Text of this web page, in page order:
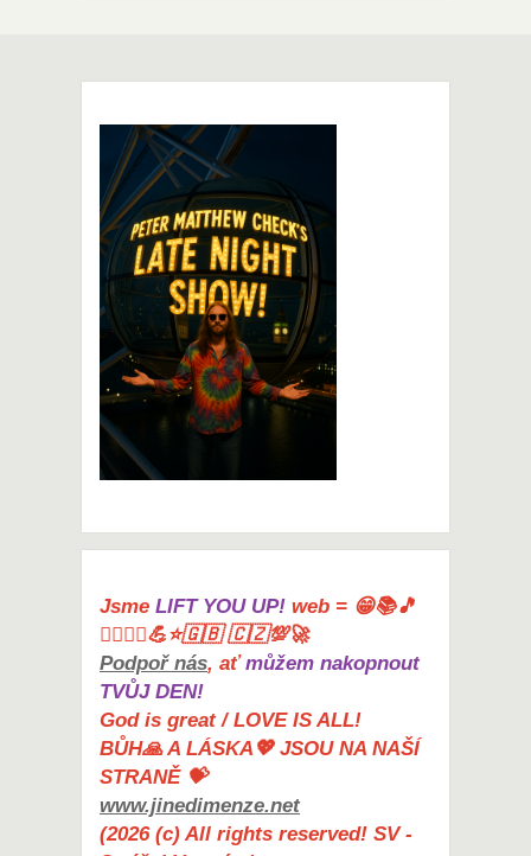
Jsme LIFT YOU UP! web = 😁📚🎵
🤸‍♀️🏋️‍♀️💪⭐🇬🇧 🇨🇿💯🚀
Podpoř nás, aťmůžem nakopnout
TVŮJ DEN!
God is great / LOVE IS ALL!
BŮH🙏 A LÁSKA💖 JSOU NA NAŠÍ
STRANĚ 💝
www.jinedimenze.net
(2026 (c) All rights reserved! SV -